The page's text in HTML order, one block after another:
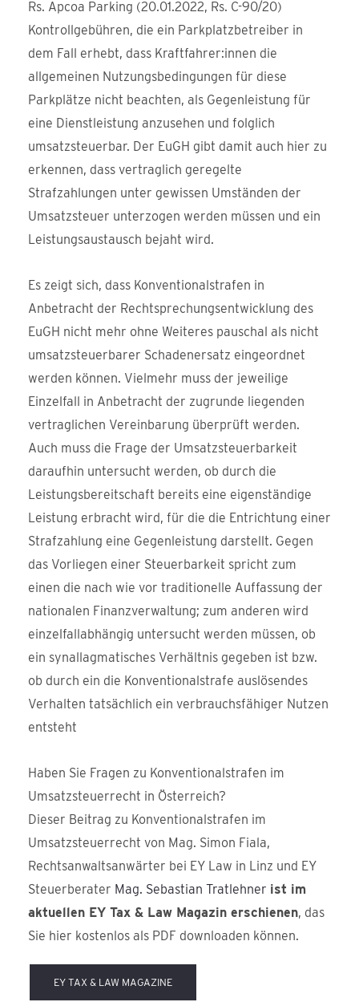
Rs. Apcoa Parking (20.01.2022, Rs. C-90/20)
Kontrollgebühren, die ein Parkplatzbetreiber in
dem Fall erhebt, dass Kraftfahrer:innen die
allgemeinen Nutzungsbedingungen für diese
Parkplätze nicht beachten, als Gegenleistung für
eine Dienstleistung anzusehen und folglich
umsatzsteuerbar. Der EuGH gibt damit auch hier zu
erkennen, dass vertraglich geregelte
Strafzahlungen unter gewissen Umständen der
Umsatzsteuer unterzogen werden müssen und ein
Leistungsaustausch bejaht wird.
Es zeigt sich, dass Konventionalstrafen in
Anbetracht der Rechtsprechungsentwicklung des
EuGH nicht mehr ohne Weiteres pauschal als nicht
umsatzsteuerbarer Schadenersatz eingeordnet
werden können. Vielmehr muss der jeweilige
Einzelfall in Anbetracht der zugrunde liegenden
vertraglichen Vereinbarung überprüft werden.
Auch muss die Frage der Umsatzsteuerbarkeit
daraufhin untersucht werden, ob durch die
Leistungsbereitschaft bereits eine eigenständige
Leistung erbracht wird, für die die Entrichtung einer
Strafzahlung eine Gegenleistung darstellt. Gegen
das Vorliegen einer Steuerbarkeit spricht zum
einen die nach wie vor traditionelle Auffassung der
nationalen Finanzverwaltung; zum anderen wird
einzelfallabhängig untersucht werden müssen, ob
ein synallagmatisches Verhältnis gegeben ist bzw.
ob durch ein die Konventionalstrafe auslösendes
Verhalten tatsächlich ein verbrauchsfähiger Nutzen
entsteht
Haben Sie Fragen zu Konventionalstrafen im
Umsatzsteuerrecht in Österreich?
Dieser Beitrag zu Konventionalstrafen im
Umsatzsteuerrecht von Mag. Simon Fiala,
Rechtsanwaltsanwärter bei EY Law in Linz und EY
Steuerberater Mag. Sebastian Tratlehner ist im
aktuellen EY Tax & Law Magazin erschienen, das
Sie hier kostenlos als PDF downloaden können.
EY TAX & LAW MAGAZINE